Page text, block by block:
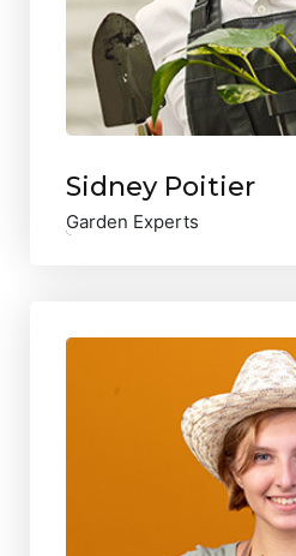
Sidney Poitier
Garden Experts